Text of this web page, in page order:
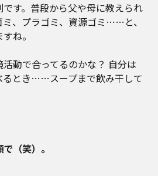
す。普段から父や母に教えられ
、プラゴミ、資源ゴミ……と、
ね。
活動で合ってるのかな？ 自分は
るとき……スープまで飲み干して
（笑）。